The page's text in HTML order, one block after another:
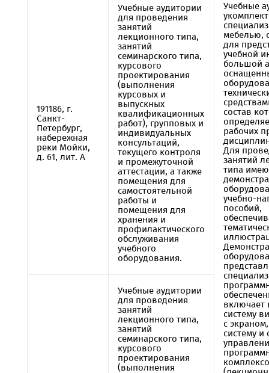
191186, г.
Санкт-
Петербург,
набережная
реки Мойки,
д. 61, лит. А
Учебные аудитории
для проведения
занятий
лекционного типа,
занятий
семинарского типа,
курсового
проектирования
(выполнения
курсовых и
выпускных
квалификационных
работ), групповых и
индивидуальных
консультаций,
текущего контроля
и промежуточной
аттестации, а также
помещения для
самостоятельной
работы и
помещения для
хранения и
профилактического
обслуживания
учебного
оборудования.
Учебные
мебелью,
для
учебной
большой
состав
рабочих
Для
занятий
типа
учебно-
пособий,
включает
систему
с
систему и
Учебные аудитории
для проведения
занятий
лекционного типа,
занятий
семинарского типа,
курсового
проектирования
(выполнения